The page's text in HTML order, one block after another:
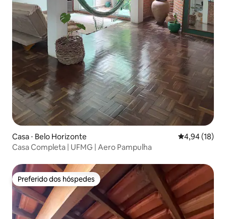
Casa ⋅ Belo Horizonte 4,94 de uma
4,94 (18)
Casa Completa | UFMG | Aero Pampulha
Preferido dos hóspedes
Preferido dos hóspedes